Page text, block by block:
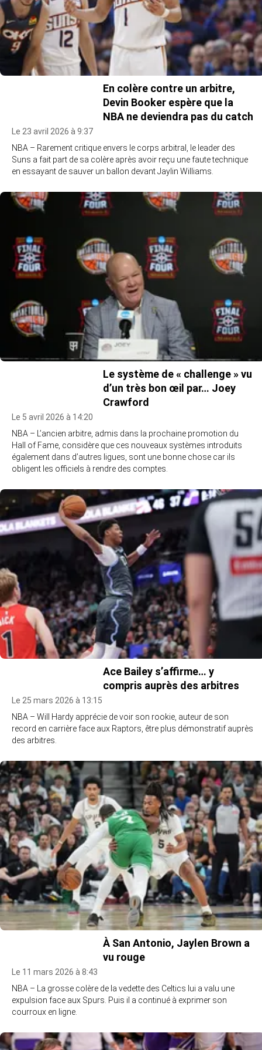
En colère contre un arbitre,
Devin Booker espère que la
NBA ne deviendra pas du catch
Le 23 avril 2026 à 9:37
NBA – Rarement critique envers le corps arbitral, le leader des
Suns a fait part de sa colère après avoir reçu une faute technique
en essayant de sauver un ballon devant Jaylin Williams.
Le système de « challenge » vu
d’un très bon œil par… Joey
Crawford
Le 5 avril 2026 à 14:20
NBA – L’ancien arbitre, admis dans la prochaine promotion du
Hall of Fame, considère que ces nouveaux systèmes introduits
également dans d’autres ligues, sont une bonne chose car ils
obligent les officiels à rendre des comptes.
Ace Bailey s’affirme… y
compris auprès des arbitres
Le 25 mars 2026 à 13:15
NBA – Will Hardy apprécie de voir son rookie, auteur de son
record en carrière face aux Raptors, être plus démonstratif auprès
des arbitres.
À San Antonio, Jaylen Brown a
vu rouge
Le 11 mars 2026 à 8:43
NBA – La grosse colère de la vedette des Celtics lui a valu une
expulsion face aux Spurs. Puis il a continué à exprimer son
courroux en ligne.